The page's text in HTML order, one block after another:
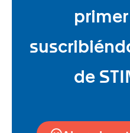
Un
ESTÍMULO
de